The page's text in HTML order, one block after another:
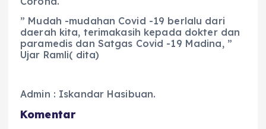
” Mudah -mudahan Covid -19 berlalu dari
daerah kita, terimakasih kepada dokter dan
paramedis dan Satgas Covid -19 Madina, ”
Ujar Ramli( dita)
Admin : Iskandar Hasibuan.
Komentar